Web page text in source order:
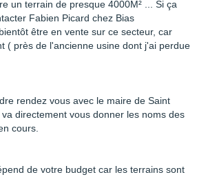
un terrain de presque 4000M² ... Si ça
Fabien Picard chez Bias
être en vente sur ce secteur, car
( près de l'ancienne usine dont j'ai perdue
rendez vous avec le maire de Saint
directement vous donner les noms des
cours.
de votre budget car les terrains sont